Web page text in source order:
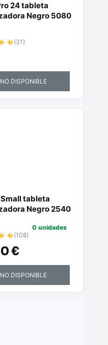
24 tableta
Negro 5080
pulgada 522 x
�(31)
NO DISPONIBLE
tableta
Negro 2540
pulgada 152 x 95
�(108)
€
0 unidades
NO DISPONIBLE